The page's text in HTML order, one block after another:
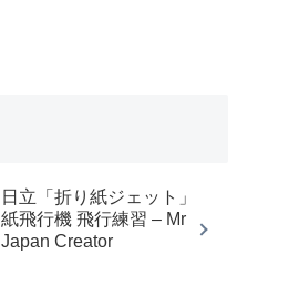
日立「折り紙ジェット」
紙飛行機 飛行練習 – Mr
Japan Creator